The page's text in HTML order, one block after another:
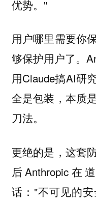
优势。"
用户哪里需要你
够保护用户了。
用Claude搞AI研
全是包装，本质
刀法。
更绝的是，这套
后Anthropic在
话："不可见的